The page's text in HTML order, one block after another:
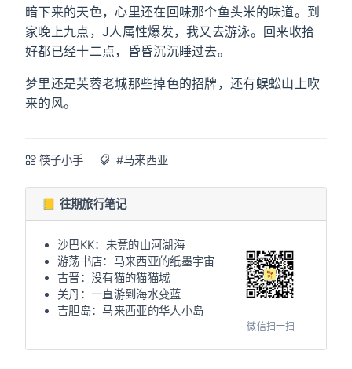
暗下来的天色，心里还在回味那个鱼头米的味道。到
家晚上九点，J人属性爆发，我又去游泳。回来收拾
好都已经十二点，昏昏沉沉睡过去。
梦里还是芙蓉老城那些掉色的招牌，还有蜈蚣山上吹
来的风。
筷子小手 #马来西亚
📒 往期旅行笔记
沙巴KK：未竟的山河湖海
游荡书店：马来西亚的纸墨宇宙
古晋：没有猫的猫猫城
关丹：一直游到海水变蓝
吉胆岛：马来西亚的华人小岛
微信扫一扫